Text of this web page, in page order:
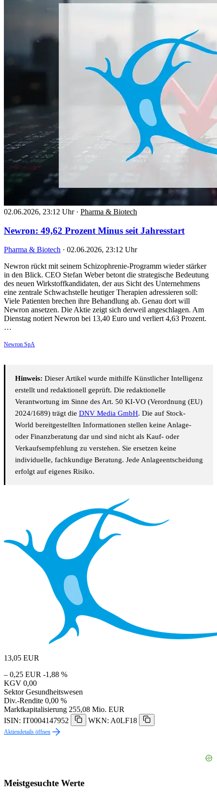
02.06.2026, 23:12 Uhr · Pharma & Biotech
Newron: 49,62 Prozent Minus seit Jahresstart
Pharma & Biotech · 02.06.2026, 23:12 Uhr
Newron rückt mit seinem Schizophrenie-Programm wieder stärker
in den Blick. CEO Stefan Weber betont die strategische Bedeutung
des neuen Wirkstoffkandidaten, der aus Sicht des Unternehmens
eine zentrale Schwachstelle heutiger Therapien adressieren soll:
Viele Patienten brechen ihre Behandlung ab. Genau dort will
Newron ansetzen. Die Aktie zeigt sich derweil angeschlagen. Am
Dienstag notiert Newron bei 13,40 Euro und verliert 4,63 Prozent.
…
Newron SpA
Hinweis: Dieser Artikel wurde mithilfe Künstlicher Intelligenz
erstellt und redaktionell geprüft. Die redaktionelle
Verantwortung im Sinne des Art. 50 KI-VO (Verordnung (EU)
2024/1689) trägt die DNV Media GmbH. Die auf Stock-
World bereitgestellten Informationen stellen keine Anlage-
oder Finanzberatung dar und sind nicht als Kauf- oder
Verkaufsempfehlung zu verstehen. Sie ersetzen keine
individuelle, fachkundige Beratung. Jede Anlageentscheidung
erfolgt auf eigenes Risiko.
13,05 EUR
– 0,25 EUR -1,88 %
KGV 0,00
Sektor Gesundheitswesen
Div.-Rendite 0,00 %
Marktkapitalisierung 255,08 Mio. EUR
ISIN: IT0004147952
WKN: A0LF18
Aktiendetails öffnen
Meistgesuchte Werte